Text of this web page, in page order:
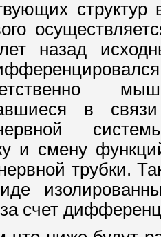
структур
назад
в
и смену
трубки.
за счет